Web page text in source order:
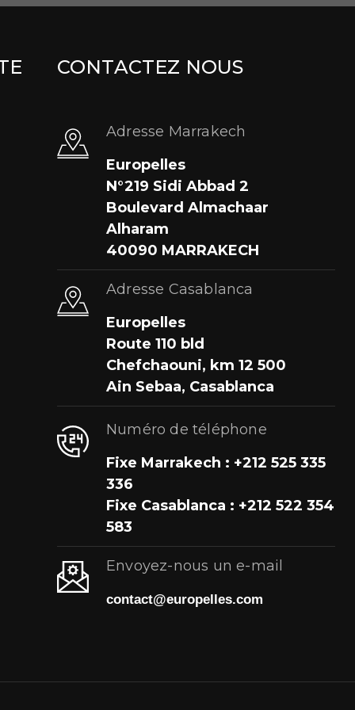
CONTACTEZ NOUS
Adresse Marrakech
Europelles
N°219 Sidi Abbad 2
Boulevard Almachaar
Alharam
40090 MARRAKECH
Adresse Casablanca
Europelles
Route 110 bld
Chefchaouni, km 12 500
Ain Sebaa, Casablanca
Numéro de téléphone
Fixe Marrakech : +212 525 335
336
Fixe Casablanca : +212 522 354
583
Envoyez-nous un e-mail
contact@europelles.com